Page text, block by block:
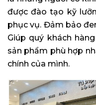
được đào tạo kỹ
phục vụ. Đảm bảo
Giúp quý khách
sản phẩm phù hợp
chính của mình.